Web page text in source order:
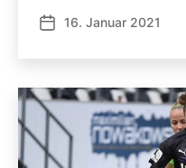
Veröffentlichungsdatum
16. Januar 2021